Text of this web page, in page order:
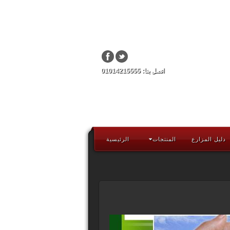
اتصل بنا: 01014215555
الرئيسية المنتجات دليل المزارع